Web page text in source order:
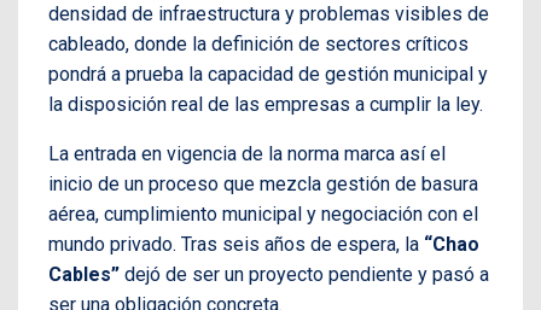
densidad de infraestructura y problemas visibles de
cableado, donde la definición de sectores críticos
pondrá a prueba la capacidad de gestión municipal y
la disposición real de las empresas a cumplir la ley.
La entrada en vigencia de la norma marca así el
inicio de un proceso que mezcla gestión de basura
aérea, cumplimiento municipal y negociación con el
mundo privado. Tras seis años de espera, la “Chao
Cables” dejó de ser un proyecto pendiente y pasó a
ser una obligación concreta.